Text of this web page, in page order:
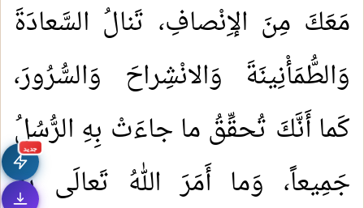
جديد
مَعَكَ مِنَ الإِنْصافِ، تَنالُ السَّعادَةَ
وَالطُّمَأْنِينَةَ وَالانْشِراحَ وَالسُّرُورَ،
كَما أَنَّكَ تُحقِّقُ ما جاءَتْ بِهِ الرُّسُلُ
جَمِيعاً، وَما أَمَرَ اللهُ تَعالَى بِهِ